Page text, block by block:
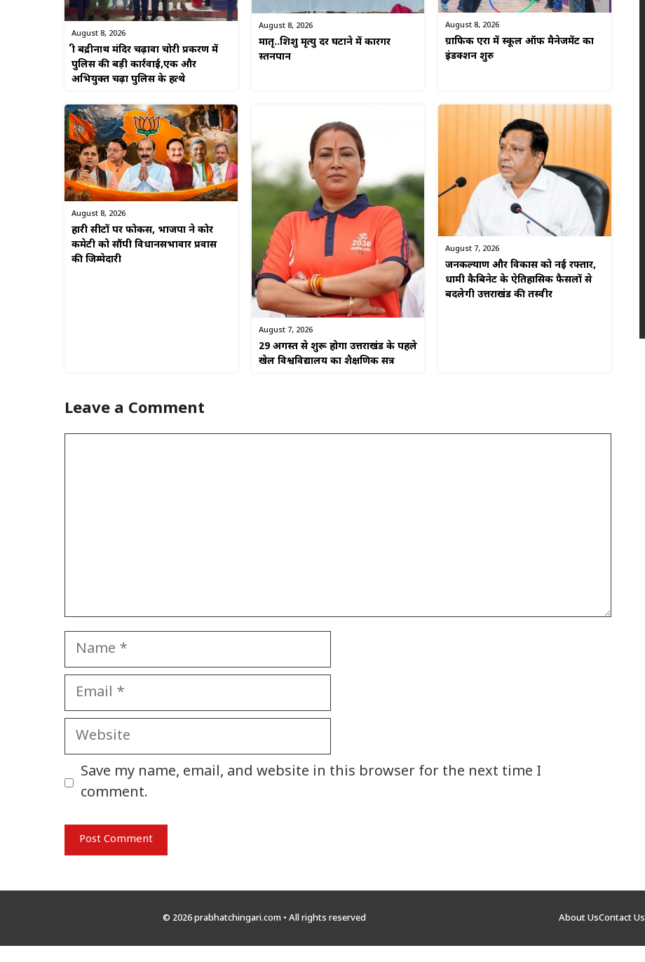
August 8, 2026
श्री बद्रीनाथ मंदिर चढ़ावा चोरी प्रकरण में
पुलिस की बड़ी कार्रवाई,एक और
अभियुक्त चढ़ा पुलिस के हत्थे
August 8, 2026
मातृ..शिशु मृत्यु दर घटाने में कारगर
स्तनपान
August 8, 2026
ग्राफिक एरा में स्कूल ऑफ मैनेजमेंट का
इंडक्शन शुरु
August 8, 2026
हारी सीटों पर फोकस, भाजपा ने कोर
कमेटी को सौंपी विधानसभावार प्रवास
की जिम्मेदारी
August 7, 2026
29 अगस्त से शुरू होगा उत्तराखंड के पहले
खेल विश्वविद्यालय का शैक्षणिक सत्र
August 7, 2026
जनकल्याण और विकास को नई रफ्तार,
धामी कैबिनेट के ऐतिहासिक फैसलों से
बदलेगी उत्तराखंड की तस्वीर
Leave a Comment
Name
Email
Website
Save my name, email, and website in this browser for the next time I
comment.
© 2026 prabhatchingari.com • All rights reserved About UsContact Us